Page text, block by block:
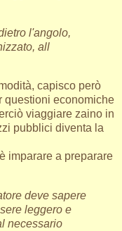
l'angolo,
all
capisco però
questioni economiche
viaggiare zaino in
pubblici diventa la
imparare a preparare
deve sapere
leggero e
necessario